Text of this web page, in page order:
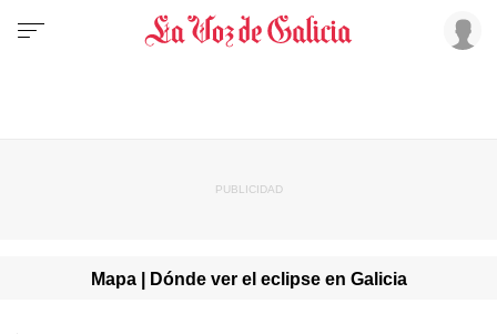
Mapa | Dónde ver el eclipse en Galicia